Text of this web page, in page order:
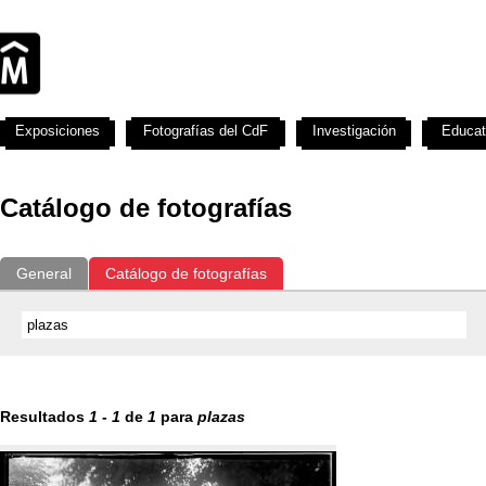
Catálogo de fotografías
General Catálogo de fotografías
Resultados 1 - 1 de 1 para plazas
Exposiciones Fotografías del CdF Investigación